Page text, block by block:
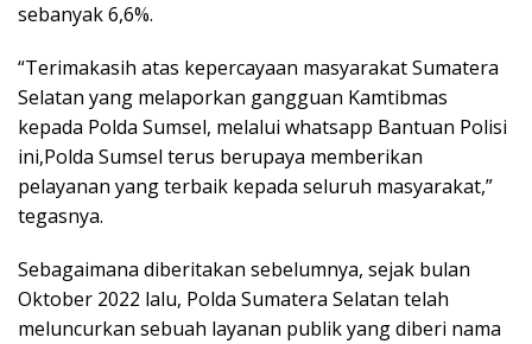
sebanyak 6,6%.
“Terimakasih atas kepercayaan masyarakat Sumatera
Selatan yang melaporkan gangguan Kamtibmas
kepada Polda Sumsel, melalui whatsapp Bantuan Polisi
ini,Polda Sumsel terus berupaya memberikan
pelayanan yang terbaik kepada seluruh masyarakat,”
tegasnya.
Sebagaimana diberitakan sebelumnya, sejak bulan
Oktober 2022 lalu, Polda Sumatera Selatan telah
meluncurkan sebuah layanan publik yang diberi nama